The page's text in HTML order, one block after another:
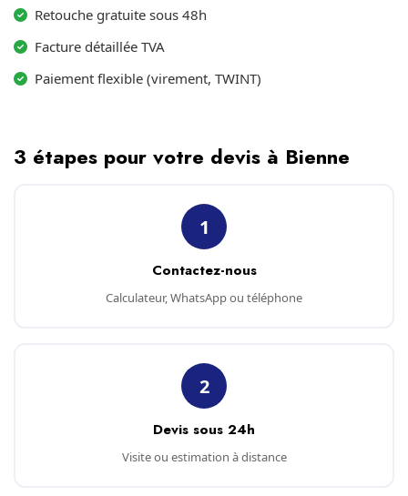
Retouche gratuite sous 48h
Facture détaillée TVA
Paiement flexible (virement, TWINT)
3 étapes pour votre devis à Bienne
1
Contactez-nous
Calculateur, WhatsApp ou téléphone
2
Devis sous 24h
Visite ou estimation à distance